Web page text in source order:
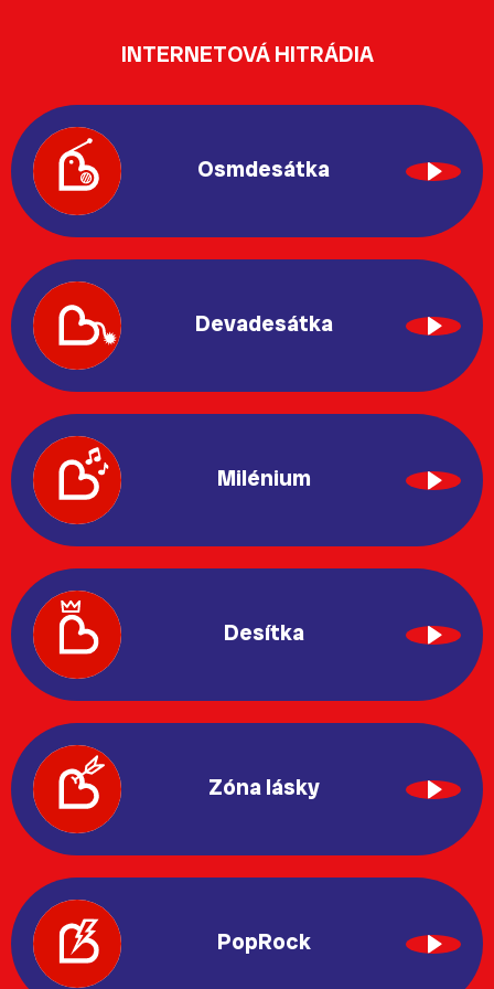
INTERNETOVÁ HITRÁDIA
Osmdesátka
Devadesátka
Milénium
Desítka
Zóna lásky
PopRock